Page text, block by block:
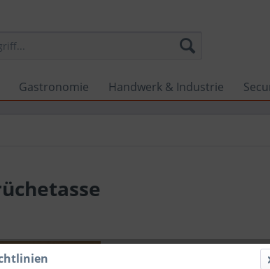
Gastronomie Handwerk & Industrie
11,00